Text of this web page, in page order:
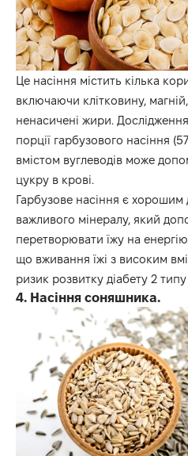
Це насіння містить кілька
включаючи клітковину,
ненасичені жири.
порції гарбузового насіння
вмістом вуглеводів може
цукру в крові.
Гарбузове насіння є
важливого мінералу, який
перетворювати їжу на
що вживання їжі з високим
ризик розвитку діабету 2 типу
4. Насіння соняшника.